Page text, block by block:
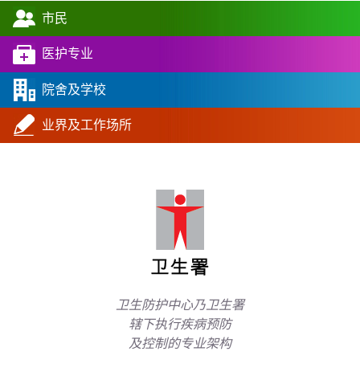
市民
医护专业
院舍及学校
业界及工作场所
卫生防护中心乃卫生署
辖下执行疾病预防
及控制的专业架构